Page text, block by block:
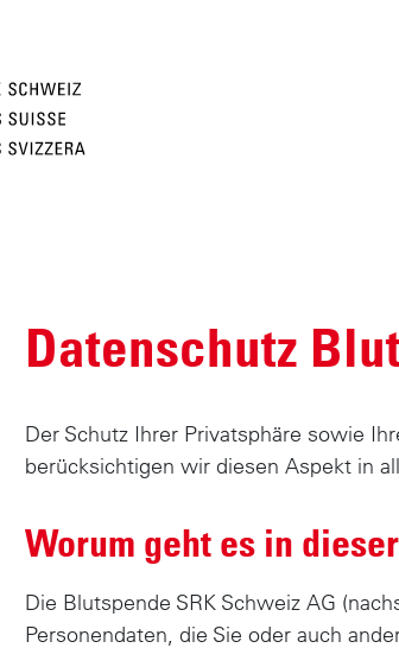
Datenschutz
Der Schutz Ihrer Privatsphäre sowie
berücksichtigen wir diesen Aspekt in
Worum geht es in
Die Blutspende SRK Schweiz AG
Personendaten, die Sie oder auch